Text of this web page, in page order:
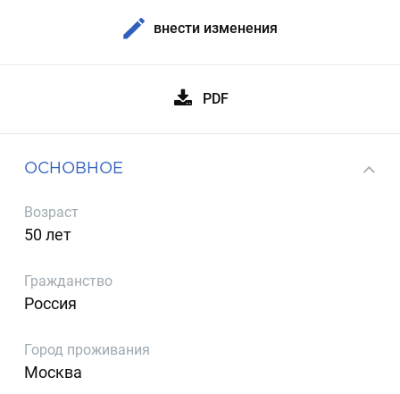
внести изменения
PDF
ОСНОВНОЕ
Возраст
50 лет
Гражданство
Россия
Город проживания
Москва